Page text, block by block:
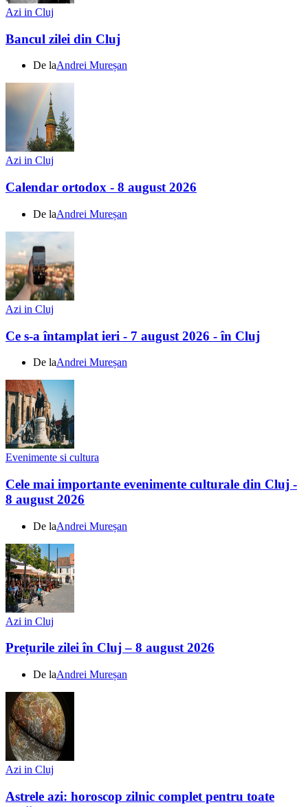
Azi in Cluj
Bancul zilei din Cluj
De laAndrei Mureșan
Azi in Cluj
Calendar ortodox - 8 august 2026
De laAndrei Mureșan
Azi in Cluj
Ce s-a întamplat ieri - 7 august 2026 - în Cluj
De laAndrei Mureșan
Evenimente si cultura
Cele mai importante evenimente culturale din Cluj -
8 august 2026
De laAndrei Mureșan
Azi in Cluj
Prețurile zilei în Cluj – 8 august 2026
De laAndrei Mureșan
Azi in Cluj
Astrele azi: horoscop zilnic complet pentru toate